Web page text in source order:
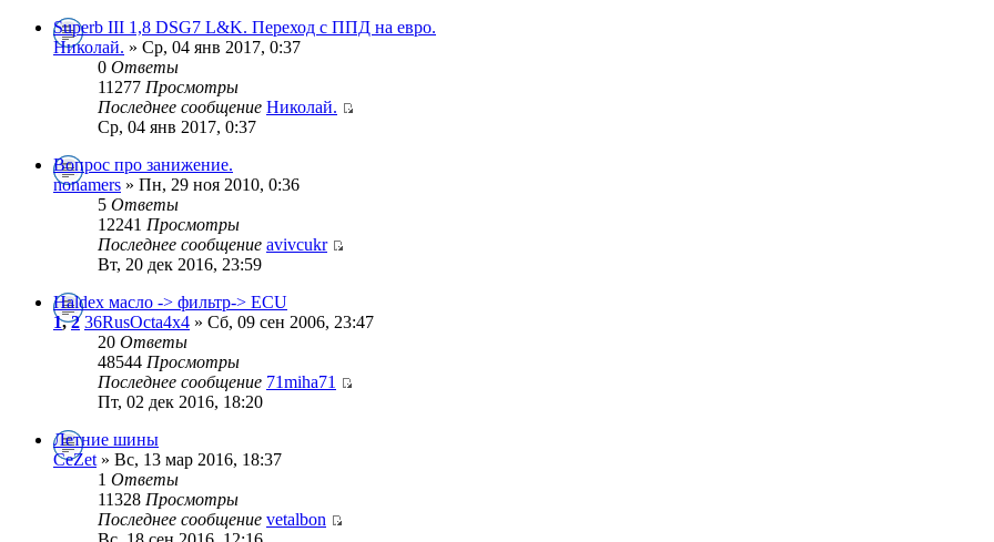
Superb III 1,8 DSG7 L&K. Переход с ППД на евро.
Николай. » Ср, 04 янв 2017, 0:37
0 Ответы
11277 Просмотры
Последнее сообщение Николай.
Ср, 04 янв 2017, 0:37
Вопрос про занижение.
nonamers » Пн, 29 ноя 2010, 0:36
5 Ответы
12241 Просмотры
Последнее сообщение avivcukr
Вт, 20 дек 2016, 23:59
Haldex масло -> фильтр-> ECU
1,2 36RusOcta4x4 » Сб, 09 сен 2006, 23:47
20 Ответы
48544 Просмотры
Последнее сообщение 71miha71
Пт, 02 дек 2016, 18:20
Летние шины
CeZet » Вс, 13 мар 2016, 18:37
1 Ответы
11328 Просмотры
Последнее сообщение vetalbon